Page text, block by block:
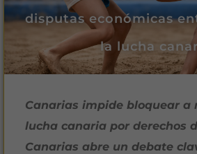
disputas económicas
la lucha
Canarias impide bloquear a
lucha canaria por derechos
Canarias abre un debate